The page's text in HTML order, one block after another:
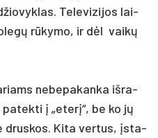
Te­le­vi­zi­jos lai­
rūky­mo, ir dėl vaikų
ne­be­pa­kan­ka iš­ra­
į „eterį“, be ko jų
drus­kos. Ki­ta ver­tus, įsta­